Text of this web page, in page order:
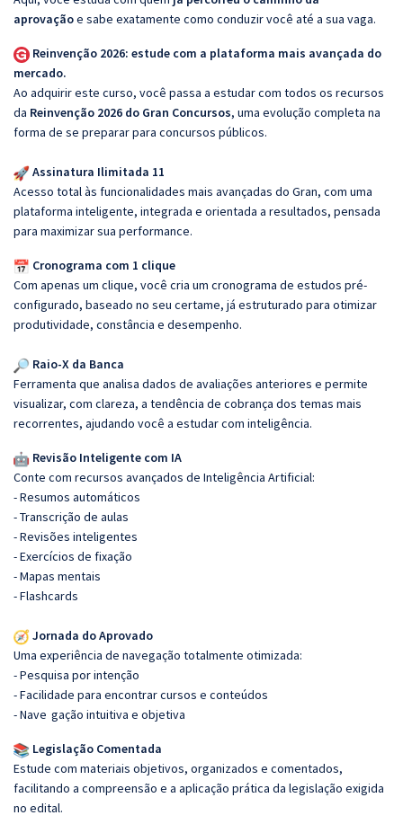
aprovaçãoe sabe exatamente como conduzir você até a sua vaga.
Reinvenção 2026: estude com a plataforma mais avançada do
mercado.
Ao adquirir este curso, você passa a estudar com todos os recursos
da Reinvenção 2026 do Gran Concursos, uma evolução completa na
forma de se preparar para concursos públicos.
Assinatura Ilimitada 11
Acesso total às funcionalidades mais avançadas do Gran, com uma
plataforma inteligente, integrada e orientada a resultados, pensada
para maximizar sua performance.
Cronograma com 1 clique
Com apenas um clique, você cria um cronograma de estudos pré-
configurado, baseado no seu certame, já estruturado para otimizar
produtividade, constância e desempenho.
Raio-X da Banca
Ferramenta que analisa dados de avaliações anteriores e permite
visualizar, com clareza, a tendência de cobrança dos temas mais
recorrentes, ajudando você a estudar com inteligência.
Revisão Inteligente com IA
Conte com recursos avançados de Inteligência Artificial:
- Resumos automáticos
- Transcrição de aulas
- Revisões inteligentes
- Exercícios de fixação
- Mapas mentais
- Flashcards
Jornada do Aprovado
Uma experiência de navegação totalmente otimizada:
- Pesquisa por intenção
- Facilidade para encontrar cursos e conteúdos
- Nave gação intuitiva e objetiva
Legislação Comentada
Estude com materiais objetivos, organizados e comentados,
facilitando a compreensão e a aplicação prática da legislação exigida
no edital.